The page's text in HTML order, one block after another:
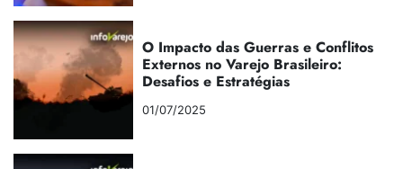
O Impacto das Guerras e Conflitos
Externos no Varejo Brasileiro:
Desafios e Estratégias
01/07/2025